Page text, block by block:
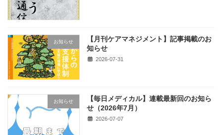
お知らせ
【月刊ケアマネジメント】記事掲載のお
知らせ
2026-07-31
お知らせ
【毎日メディカル】連載最新回のお知ら
せ（2026年7月）
2026-07-07